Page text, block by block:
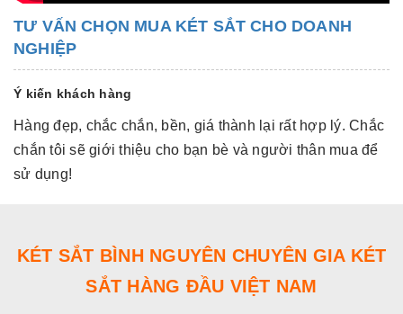
TƯ VẤN CHỌN MUA KÉT SẮT CHO DOANH
NGHIỆP
Ý kiến khách hàng
Hàng đẹp, chắc chắn, bền, giá thành lại rất hợp lý. Chắc
chắn tôi sẽ giới thiệu cho bạn bè và người thân mua để
sử dụng!
KÉT SẮT BÌNH NGUYÊN CHUYÊN GIA KÉT
SẮT HÀNG ĐẦU VIỆT NAM